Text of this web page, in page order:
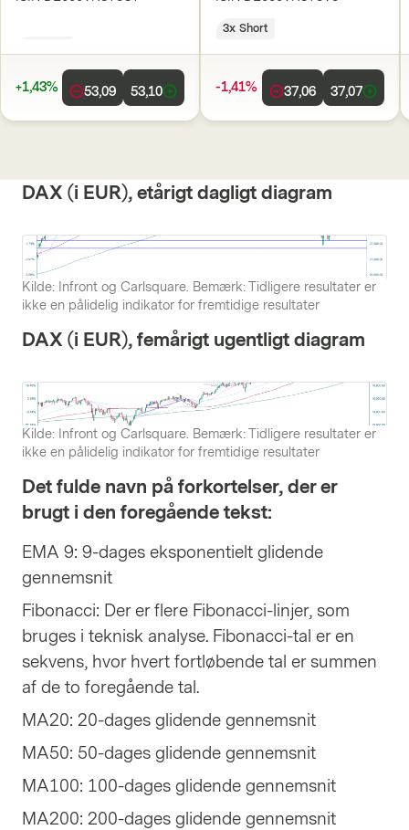
+1,43% 53,09 53,10
3x Short
-1,41% 37,06 37,07
DAX (i EUR), etårigt dagligt diagram
Kilde: Infront og Carlsquare. Bemærk: Tidligere resultater er
ikke en pålidelig indikator for fremtidige resultater
DAX (i EUR), femårigt ugentligt diagram
Kilde: Infront og Carlsquare. Bemærk: Tidligere resultater er
ikke en pålidelig indikator for fremtidige resultater
Det fulde navn på forkortelser, der er
brugt i den foregående tekst:
EMA 9: 9-dages eksponentielt glidende
gennemsnit
Fibonacci: Der er flere Fibonacci-linjer, som
bruges i teknisk analyse. Fibonacci-tal er en
sekvens, hvor hvert fortløbende tal er summen
af de to foregående tal.
MA20: 20-dages glidende gennemsnit
MA50: 50-dages glidende gennemsnit
MA100: 100-dages glidende gennemsnit
MA200: 200-dages glidende gennemsnit